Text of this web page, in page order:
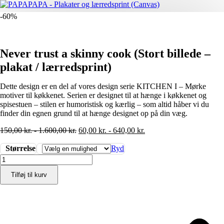
-60%
Never trust a skinny cook (Stort billede –
plakat / lærredsprint)
Dette design er en del af vores design serie KITCHEN I – Mørke
motiver til køkkenet. Serien er designet til at hænge i køkkenet og
spisestuen – stilen er humoristisk og kærlig – som altid håber vi du
finder din egnen grund til at hænge designet op på din væg.
150,00kr.-1.600,00kr. 60,00 kr. - 640,00 kr.
Størrelse
Ryd
Never
trust
skinny
Tilføj til kurv